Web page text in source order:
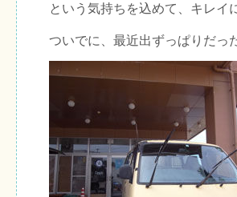
という気持ちを込めて、キレイ
ついでに、最近出ずっぱりだっ